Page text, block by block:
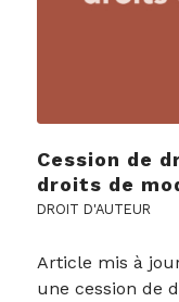
Cession de
droits de
DROIT D'AUTEUR
Article mis à
une cession de